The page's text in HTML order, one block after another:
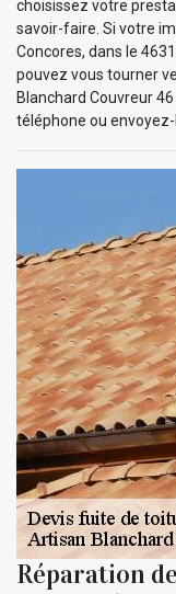
choisissez votre
savoir-faire. Si votre
Concores, dans le
pouvez vous tourner
Blanchard Couvreur
téléphone ou envoyez-
Réparation